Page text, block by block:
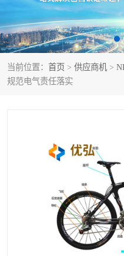
当前位置： 首页 > 供应商机 >
规范电气责任落实
NR12认证
ART认证
巴西认证